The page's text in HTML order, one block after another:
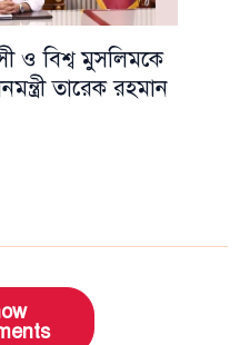
ও বিশ্ব মুসলিমকে
তারেক রহমান